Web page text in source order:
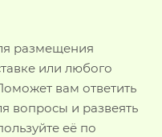
размещения
или любого
вам ответить
вопросы и развеять
её по